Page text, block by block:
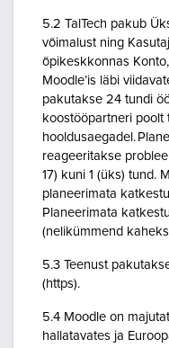
5.2 TalTech pakub
võimalust ning
õpikeskkonnas
Moodle’is läbi
pakutakse 24 tundi
koostööpartneri poolt
hooldusaegadel.
reageeritakse
17) kuni 1 (üks) tund.
planeerimata
Planeerimata
(nelikümmend
5.3 Teenust
(https).
5.4 Moodle on
hallatavates ja